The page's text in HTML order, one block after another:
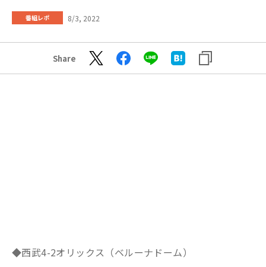
番組レポ 8/3, 2022
Share
◆西武4-2オリックス（ベルーナドーム）